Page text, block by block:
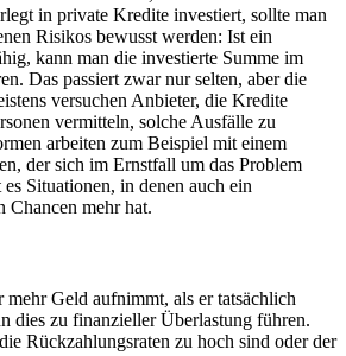
in private Kredite investiert, sollte man
Risikos bewusst werden: Ist ein
kann man die investierte Summe im
Das passiert zwar nur selten, aber die
versuchen Anbieter, die Kredite
vermitteln, solche Ausfälle zu
arbeiten zum Beispiel mit einem
der sich im Ernstfall um das Problem
Situationen, in denen auch ein
Chancen mehr hat.
Geld aufnimmt, als er tatsächlich
dies zu finanzieller Überlastung führen.
Rückzahlungsraten zu hoch sind oder der